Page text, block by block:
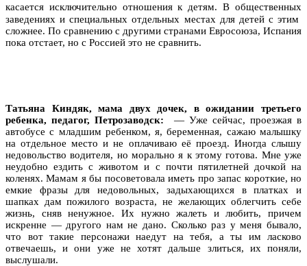
касается исключительно отношения к детям. В общественных
заведениях и специальных отдельных местах для детей с этим
сложнее. По сравнению с другими странами Евросоюза, Испания
пока отстает, но с Россией это не сравнить.
Татьяна Киндяк, мама двух дочек, в ожидании третьего
ребенка, педагог, Петрозаводск: — Уже сейчас, проезжая в
автобусе с младшим ребенком, я, беременная, сажаю малышку
на отдельное место и не оплачиваю её проезд. Иногда слышу
недовольство водителя, но морально я к этому готова. Мне уже
неудобно ездить с животом и с почти пятилетней дочкой на
коленях. Мамам я бы посоветовала иметь про запас короткие, но
емкие фразы для недовольных, задыхающихся в платках и
шапках дам пожилого возраста, не желающих облегчить себе
жизнь, сняв ненужное. Их нужно жалеть и любить, причем
искренне — другого нам не дано. Сколько раз у меня бывало,
что вот такие персонажи наедут на тебя, а ты им ласково
отвечаешь, и они уже не хотят дальше злиться, их поняли,
выслушали.